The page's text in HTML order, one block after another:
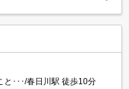
ます。バルコニー付きの
と･･･/春日川駅 徒歩10分